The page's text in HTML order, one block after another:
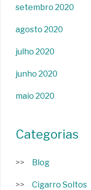
setembro 2020
agosto 2020
julho 2020
junho 2020
maio 2020
Categorias
Blog
Cigarro Soltos